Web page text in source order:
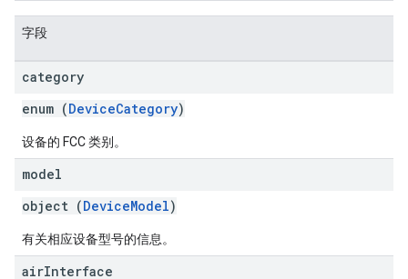
字段
category
enum (DeviceCategory)
设备的 FCC 类别。
model
object (DeviceModel)
有关相应设备型号的信息。
airInterface